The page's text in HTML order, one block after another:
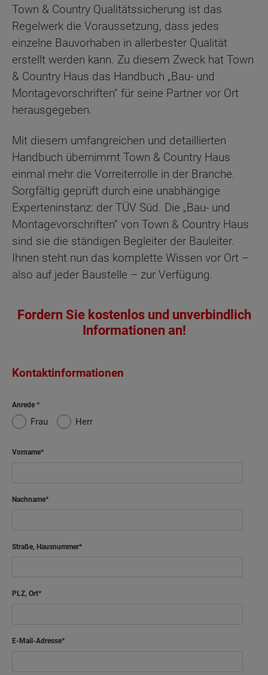
Town & Country Qualitätssicherung ist das
Regelwerk die Voraussetzung, dass jedes
einzelne Bauvorhaben in allerbester Qualität
erstellt werden kann. Zu diesem Zweck hat Town
& Country Haus das Handbuch „Bau- und
Montagevorschriften“ für seine Partner vor Ort
herausgegeben.
Mit diesem umfangreichen und detaillierten
Handbuch übernimmt Town & Country Haus
einmal mehr die Vorreiterrolle in der Branche.
Sorgfältig geprüft durch eine unabhängige
Experteninstanz: der TÜV Süd. Die „Bau- und
Montagevorschriften“ von Town & Country Haus
sind sie die ständigen Begleiter der Bauleiter.
Ihnen steht nun das komplette Wissen vor Ort –
also auf jeder Baustelle – zur Verfügung.
Fordern Sie kostenlos und unverbindlich
Informationen an!
Kontaktinformationen
Anrede
Frau Herr
Vorname
Nachname
Straße, Hausnummer
PLZ, Ort
E-Mail-Adresse